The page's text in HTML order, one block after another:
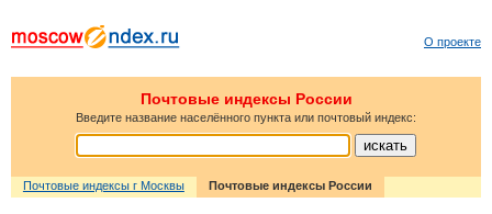
О проекте
Почтовые индексы России
Введите название населённого пункта или почтовый индекс:
Почтовые индексы г Москвы Почтовые индексы России